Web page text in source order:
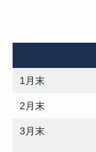
1月末
2月末
3月末